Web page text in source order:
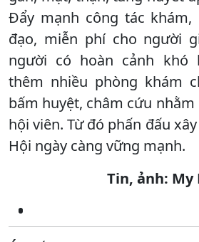
Đẩy mạnh công tác khám,
đạo, miễn phí cho người
người có hoàn cảnh khó
thêm nhiều phòng khám
bấm huyệt, châm cứu
hội viên. Từ đó phấn đấu
Hội ngày càng vững mạnh.
Tin, ảnh: My